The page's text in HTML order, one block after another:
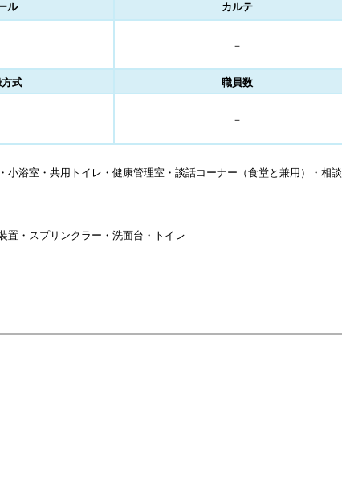
ル カルテ
－
式 職員数
－
浴室・共用トイレ・健康管理室・談話コーナー（食堂と兼用）・相談
置・スプリンクラー・洗面台・トイレ